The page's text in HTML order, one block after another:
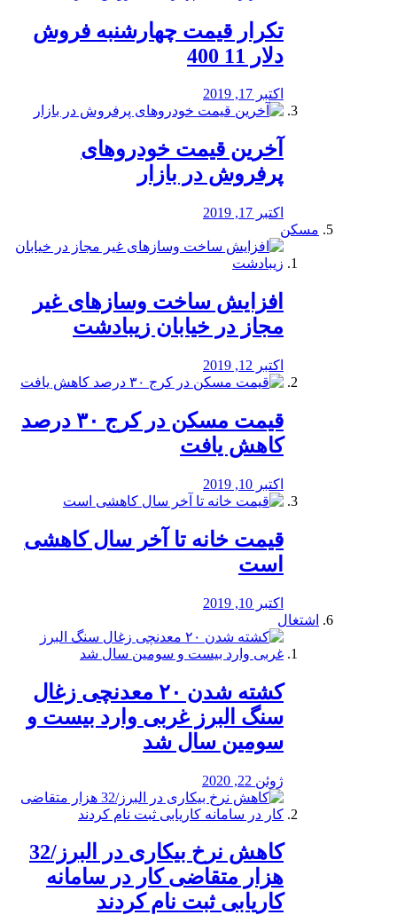
تکرار قیمت چهارشنبه فروش
دلار 11 400
اکتبر 17, 2019
آخرین قیمت خودرو‌های
پرفروش در بازار
اکتبر 17, 2019
مسکن
افزایش ساخت وسازهای غیر
مجاز در خیابان زیبادشت
اکتبر 12, 2019
️قیمت مسکن در کرج ۳۰ درصد
کاهش یافت
اکتبر 10, 2019
قیمت خانه تا آخر سال کاهشی
است
اکتبر 10, 2019
اشتغال
کشته شدن ۲۰ معدنچی زغال
سنگ البرز غربی وارد بیست و
سومین سال شد
ژوئن 22, 2020
کاهش نرخ بیکاری در البرز/32
هزار متقاضی کار در سامانه
کاریابی ثبت نام کردند